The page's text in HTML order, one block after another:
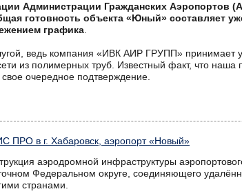
Администрации Гражданских Аэропортов
готовность объекта «Юный» составляет
графика
ведь компания «ИВК АИР ГРУПП» принимает
из полимерных труб. Известный факт, что наша
очередное подтверждение.
ПРО в г. Хабаровск, аэропорт «Новый»
аэродромной инфраструктуры
Федеральном округе, соединяющего
странами.